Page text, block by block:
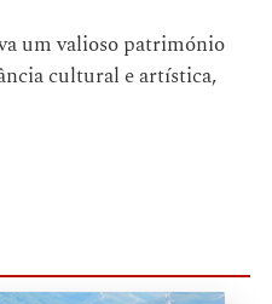
um valioso património
cultural e artística,